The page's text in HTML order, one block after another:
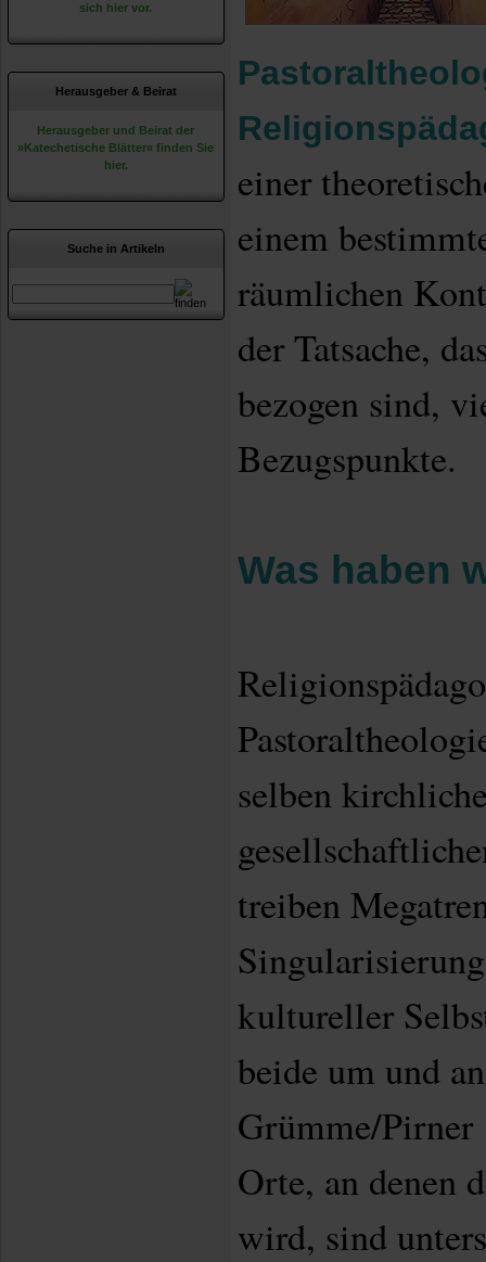
sich hier vor.
Herausgeber & Beirat
Herausgeber und Beirat der
»Katechetische Blätter« finden Sie
hier.
Suche in Artikeln
einer
einem
räumlichen
der Tatsache,
bezogen sind,
Bezugspunkte.
Was haben
selben
treiben
kultureller
beide um und
Grümme/
Orte, an denen
wird, sind